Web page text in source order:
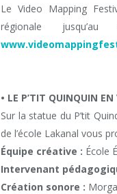
Le Video Mapping
régionale
• LE P’TIT QUINQUIN EN
Sur la statue du P’tit
de l’école Lakanal vous
Équipe créative : École
Intervenant
Création sonore :